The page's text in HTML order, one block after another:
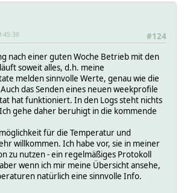
#124
nach einer guten Woche Betrieb mit den
soweit alles, d.h. meine
melden sinnvolle Werte, genau wie die
das Senden eines neuen weekprofile
hat funktioniert. In den Logs steht nichts
gehe daher beruhigt in die kommende
für die Temperatur und
willkommen. Ich habe vor, sie in meiner
zu nutzen - ein regelmäßiges Protokoll
wenn ich mir meine Übersicht ansehe,
natürlich eine sinnvolle Info.